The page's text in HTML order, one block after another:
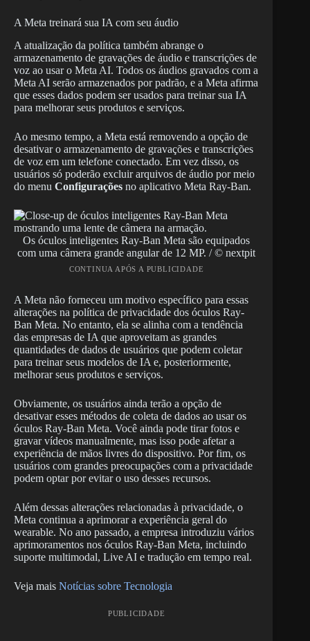
A Meta treinará sua IA com seu áudio
A atualização da política também abrange o
armazenamento de gravações de áudio e transcrições de
voz ao usar o Meta AI. Todos os áudios gravados com a
Meta AI serão armazenados por padrão, e a Meta afirma
que esses dados podem ser usados para treinar sua IA
para melhorar seus produtos e serviços.
Ao mesmo tempo, a Meta está removendo a opção de
desativar o armazenamento de gravações e transcrições
de voz em um telefone conectado. Em vez disso, os
usuários só poderão excluir arquivos de áudio por meio
do menu Configurações no aplicativo Meta Ray-Ban.
Os óculos inteligentes Ray-Ban Meta são equipados
com uma câmera grande angular de 12 MP. / © nextpit
CONTINUA APÓS A PUBLICIDADE
A Meta não forneceu um motivo específico para essas
alterações na política de privacidade dos óculos Ray-
Ban Meta. No entanto, ela se alinha com a tendência
das empresas de IA que aproveitam as grandes
quantidades de dados de usuários que podem coletar
para treinar seus modelos de IA e, posteriormente,
melhorar seus produtos e serviços.
Obviamente, os usuários ainda terão a opção de
desativar esses métodos de coleta de dados ao usar os
óculos Ray-Ban Meta. Você ainda pode tirar fotos e
gravar vídeos manualmente, mas isso pode afetar a
experiência de mãos livres do dispositivo. Por fim, os
usuários com grandes preocupações com a privacidade
podem optar por evitar o uso desses recursos.
Além dessas alterações relacionadas à privacidade, o
Meta continua a aprimorar a experiência geral do
wearable. No ano passado, a empresa introduziu vários
aprimoramentos nos óculos Ray-Ban Meta, incluindo
suporte multimodal, Live AI e tradução em tempo real.
Veja mais Notícias sobre Tecnologia
PUBLICIDADE